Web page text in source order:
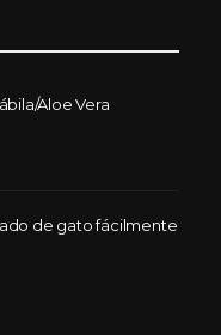
Aloe Vera
de gato fácilmente